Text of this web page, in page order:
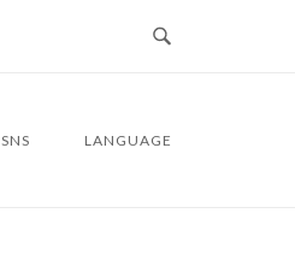
SNS LANGUAGE